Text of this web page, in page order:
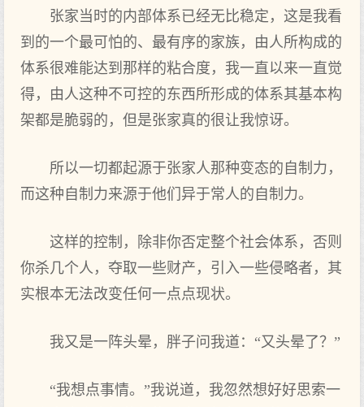
张家当时的内部体系已经无比稳定，这是我看
到的一个最可怕的、最有序的家族，由人所构成的
体系很难能达到那样的粘合度，我一直以来一直觉
得，由人这种不可控的东西所形成的体系其基本构
架都是脆弱的，但是张家真的很让我惊讶。
所以一切都起源于张家人那种变态的自制力，
而这种自制力来源于他们异于常人的自制力。
这样的控制，除非你否定整个社会体系，否则
你杀几个人，夺取一些财产，引入一些侵略者，其
实根本无法改变任何一点点现状。
我又是一阵头晕，胖子问我道：“又头晕了？”
“我想点事情。”我说道，我忽然想好好思索一